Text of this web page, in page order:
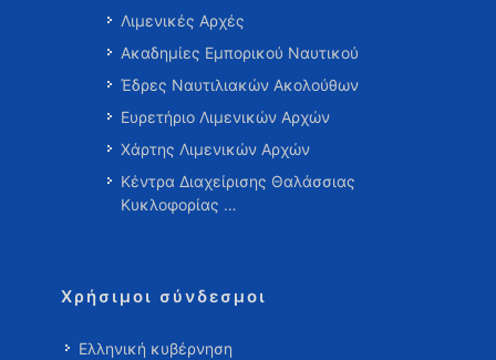
Λιμενικές Αρχές
Ακαδημίες Εμπορικού Ναυτικού
Έδρες Ναυτιλιακών Ακολούθων
Ευρετήριο Λιμενικών Αρχών
Χάρτης Λιμενικών Αρχών
Κέντρα Διαχείρισης Θαλάσσιας
Κυκλοφορίας …
Χρήσιμοι σύνδεσμοι
Ελληνική κυβέρνηση